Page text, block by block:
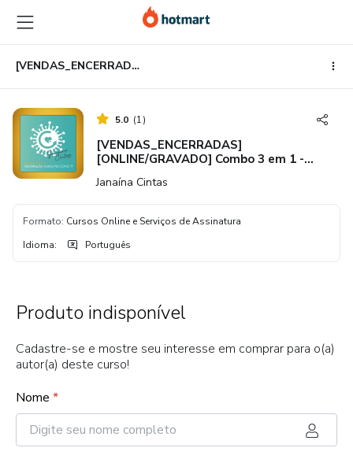
para
o
conteúdo
principal
para
o
pagamento
para
o
rodapé
[VENDAS_ENCERRADAS] [ONLINE/GRAVADO] Combo 3 em 1 - Reabilitação Global Pós COVID 19
5.0 (1)
[VENDAS_ENCERRADAS]
[ONLINE/GRAVADO] Combo 3 em 1 -
Reabilitação Global Pós COVID 19
Janaína Cintas
Formato: Cursos Online e Serviços de Assinatura
Idioma: Português
Produto indisponível
Cadastre-se e mostre seu interesse em comprar para o(a)
autor(a) deste curso!
Nome *